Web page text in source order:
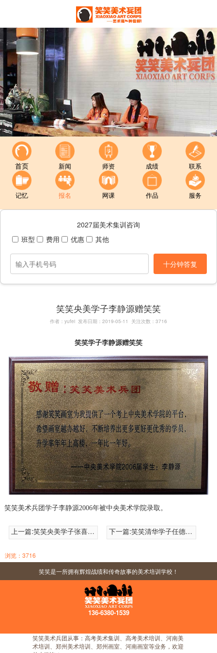
首页 新闻 师资 成绩 联系
记忆 报名 网课 作品 服务
2027届美术集训咨询
班型
费用 优惠 其他
十分钟答复
笑笑央美学子李静源赠笑笑
作者：yufei 发布日期：2019-05-11 关注次数：3716
笑笑学子李静源赠笑笑
笑笑美术兵团学子李静源2006年被中央美术学院录取。
上一篇:笑笑央美学子张喜峰赠笑笑 下一篇:笑笑清华学子任德铭赠笑笑
浏览：3716
笑笑是一所拥有辉煌战绩和传奇故事的美术培训学校！
136-6380-1539
笑笑美术兵团从事：高考美术集训、高考美术培训、河南美
术培训、郑州美术培训、郑州画室、河南画室等业务，欢迎